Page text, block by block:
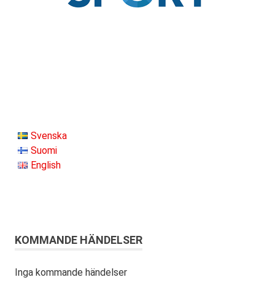
Svenska
Suomi
English
KOMMANDE HÄNDELSER
Inga kommande händelser